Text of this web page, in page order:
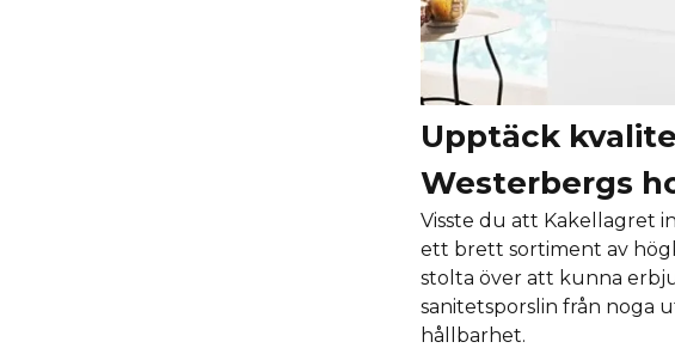
Upptäck
Westerbergs
Visste du att Kakellagret
ett brett sortiment av
stolta över att kunna
sanitetsporslin från noga
hållbarhet.